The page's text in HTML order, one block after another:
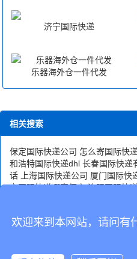
不同的物品都建有专门的价
另外一种方法是作为私人物
应的清关表格，但需要专人
门做私人物品国际快递的，
险。 以上就是个人国际快递
阅读：玩具国际快递需要注
邮政国际快递咨询？邮寄包
济宁国际快递
乐器海外仓一件代发
相关搜索
保定国际快递公司 怎么寄国际快
和浩特国际快递dhl 长春国际快递
话
上海国际快递公司 厦门国际快
京国际快递哪家便宜 洛阳国际快
CopyRight © 深圳市
欢迎来到本网站，请问有